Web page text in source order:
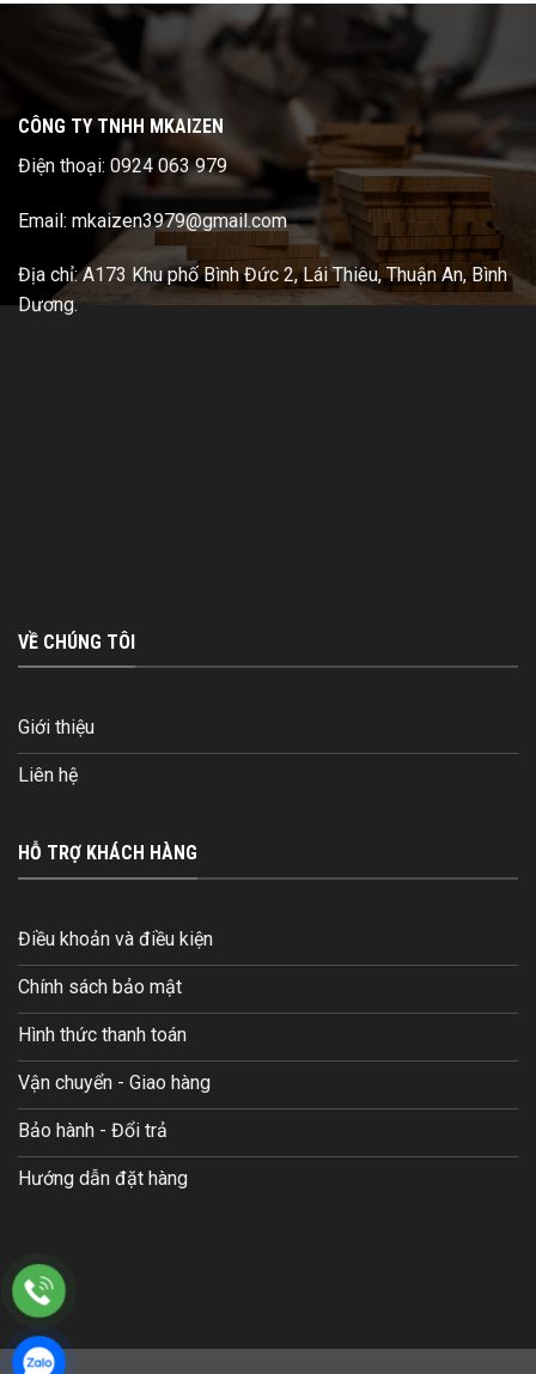
CÔNG TY TNHH MKAIZEN
Điện thoại: 0924 063 979
Email: mkaizen3979@gmail.com
Địa chỉ: A173 Khu phố Bình Đức 2, Lái Thiêu, Thuận An, Bình
Dương.
VỀ CHÚNG TÔI
Giới thiệu
Liên hệ
HỖ TRỢ KHÁCH HÀNG
Điều khoản và điều kiện
Chính sách bảo mật
Hình thức thanh toán
Vận chuyển - Giao hàng
Bảo hành - Đổi trả
Hướng dẫn đặt hàng